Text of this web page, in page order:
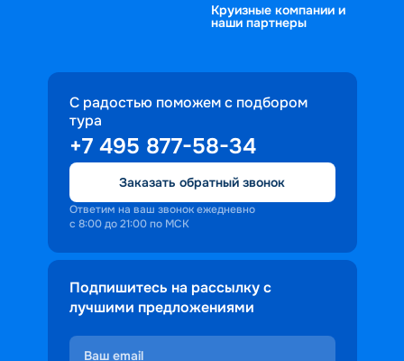
Круизные компании и
наши партнеры
С радостью поможем с подбором
тура
+7 495 877-58-34
Заказать обратный звонок
Ответим на ваш звонок ежедневно
с 8:00 до 21:00 по МСК
Подпишитесь на рассылку с
лучшими предложениями